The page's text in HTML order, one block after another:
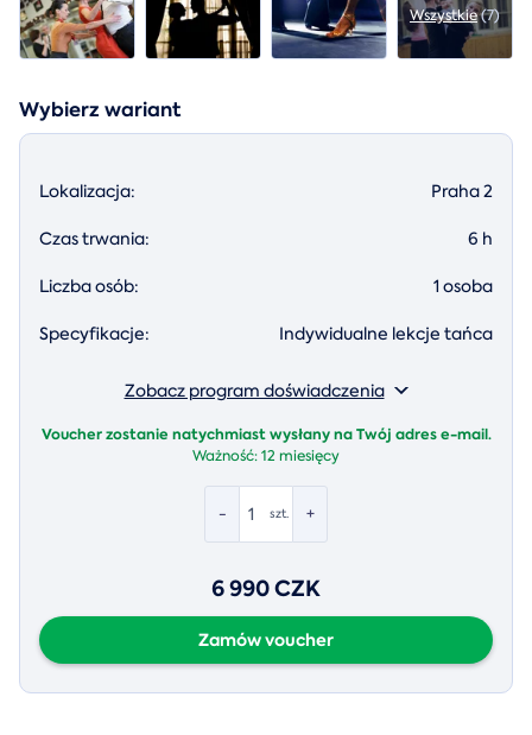
Wszystkie(7)
Wybierz wariant
Lokalizacja: Praha 2
Czas trwania: 6 h
Liczba osób: 1 osoba
Specyfikacje: Indywidualne lekcje tańca
Zobacz program doświadczenia
Voucher zostanie natychmiast wysłany na Twój adres e-mail.
Ważność:12 miesięcy
- +
szt.
6 990 CZK
Zamów voucher